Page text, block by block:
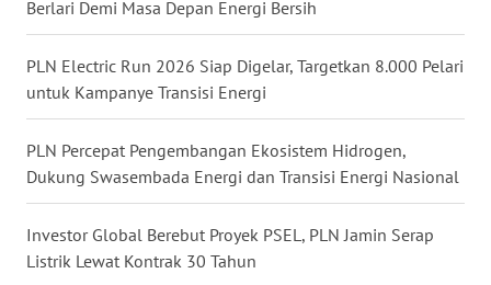
Berlari Demi Masa Depan Energi Bersih
PLN Electric Run 2026 Siap Digelar, Targetkan 8.000 Pelari
untuk Kampanye Transisi Energi
PLN Percepat Pengembangan Ekosistem Hidrogen,
Dukung Swasembada Energi dan Transisi Energi Nasional
Investor Global Berebut Proyek PSEL, PLN Jamin Serap
Listrik Lewat Kontrak 30 Tahun
WN
KARO
SIMALUNGUN
LABUHANBATU